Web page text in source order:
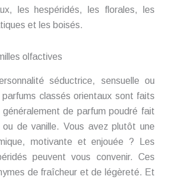
les hespéridés, les florales, les
et les boisés.
olfactives
séductrice, sensuelle ou
classés orientaux sont faits
généralement de parfum poudré fait
ou de vanille. Vous avez plutôt une
motivante et enjouée ? Les
peuvent vous convenir. Ces
de fraîcheur et de légèreté. Et